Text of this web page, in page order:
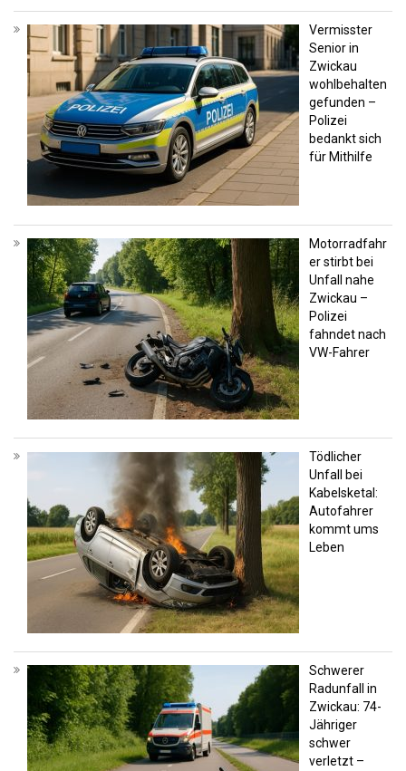
Vermisster
Senior in
Zwickau
wohlbehalten
gefunden –
Polizei
bedankt sich
für Mithilfe
Motorradfahr
er stirbt bei
Unfall nahe
Zwickau –
Polizei
fahndet nach
VW-Fahrer
Tödlicher
Unfall bei
Kabelsketal:
Autofahrer
kommt ums
Leben
Schwerer
Radunfall in
Zwickau: 74-
Jähriger
schwer
verletzt –